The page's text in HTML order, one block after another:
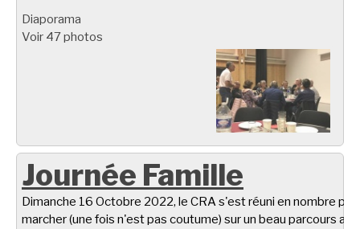
Diaporama
Voir 47 photos
Journée Famille
Dimanche 16 Octobre 2022, le CRA s'est réuni en nombre
marcher (une fois n'est pas coutume) sur un beau parcours